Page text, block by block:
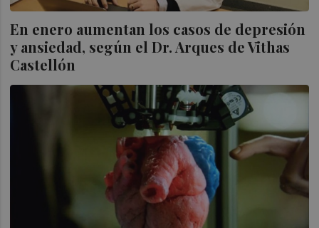
En enero aumentan los casos de depresión
y ansiedad, según el Dr. Arques de Vithas
Castellón